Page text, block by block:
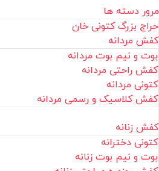
مرور دسته ها
حراج بزرگ کتونی خان
کفش مردانه
بوت و نیم بوت مردانه
کفش راحتی مردانه
کتونی مردانه
کفش کلاسیک و رسمی مردانه
کفش زنانه
کتونی دخترانه
بوت و نیم بوت زنانه